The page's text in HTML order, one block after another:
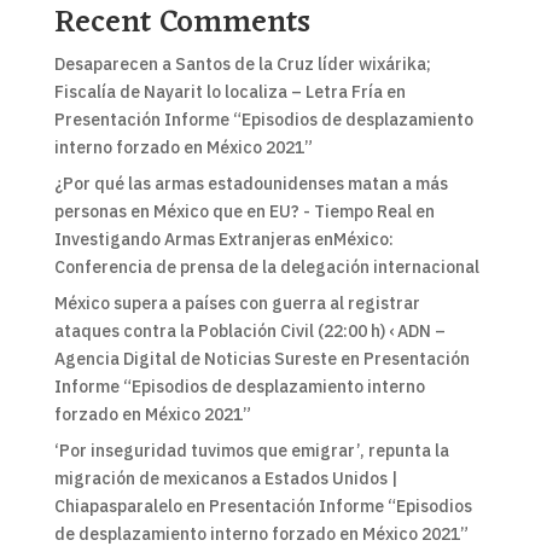
Recent Comments
Desaparecen a Santos de la Cruz líder wixárika;
Fiscalía de Nayarit lo localiza – Letra Fríaen
Presentación Informe “Episodios de desplazamiento
interno forzado en México 2021”
¿Por qué las armas estadounidenses matan a más
personas en México que en EU? - Tiempo Realen
Investigando Armas Extranjeras enMéxico:
Conferencia de prensa de la delegación internacional
México supera a países con guerra al registrar
ataques contra la Población Civil (22:00 h) ‹ ADN –
Agencia Digital de Noticias Suresteen Presentación
Informe “Episodios de desplazamiento interno
forzado en México 2021”
‘Por inseguridad tuvimos que emigrar’, repunta la
migración de mexicanos a Estados Unidos |
Chiapasparaleloen Presentación Informe “Episodios
de desplazamiento interno forzado en México 2021”